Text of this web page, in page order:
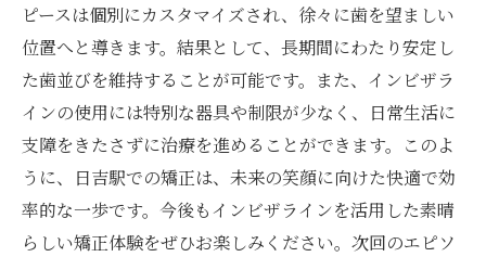
ピースは個別にカスタマイズされ、徐々に歯を望ましい
位置へと導きます。結果として、長期間にわたり安定し
た歯並びを維持することが可能です。また、インビザラ
インの使用には特別な器具や制限が少なく、日常生活に
支障をきたさずに治療を進めることができます。このよ
うに、日吉駅での矯正は、未来の笑顔に向けた快適で効
率的な一歩です。今後もインビザラインを活用した素晴
らしい矯正体験をぜひお楽しみください。次回のエピソ